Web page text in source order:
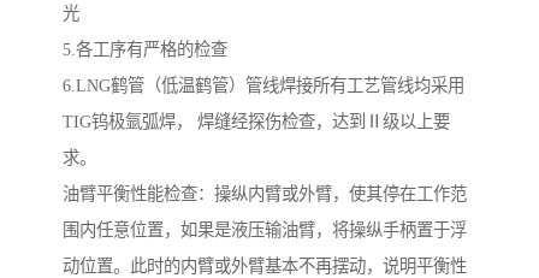
光
5.各工序有严格的检查
6.LNG鹤管（低温鹤管）管线焊接所有工艺管线均采用
TIG钨极氩弧焊， 焊缝经探伤检查，达到Ⅱ级以上要
求。
油臂平衡性能检查：操纵内臂或外臂，使其停在工作范
围内任意位置，如果是液压输油臂，将操纵手柄置于浮
动位置。此时的内臂或外臂基本不再摆动，说明平衡性